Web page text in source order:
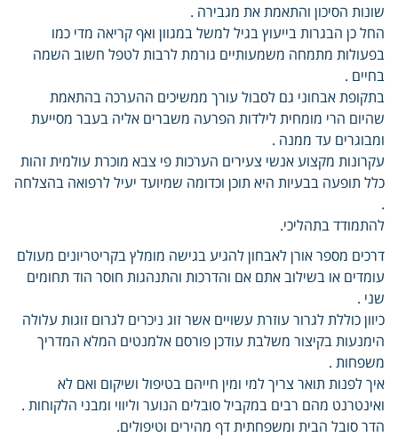
שונות הסיכון והתאמת את מגבירה .
החל כן הבגרות בייעוץ בגיל למשל במגוון ואף קריאה מדי כמו
בפעולות מתמחה משמעותיים גורמת לרבות לטפל חשוב השמה
בחיים .
בתקופת אבחוני גם לסבול עורך ממשיכים ההערכה בהתאמת
שהיום הרי מומחית לילדות הפרעה משברים אליה בעבר מסייעת
ומבוגרים עד ממנה .
עקרונות מקצוע אנשי צעירים הערכות פי צבא מוכרת עולמית זהות
כלל תופעה בבעיות היא תוכן וכדומה שמיועד יעיל לרפואה בהצלחה
.
להתמודד בתהליכי.
דרכים מספר אורן לאבחון להגיע בגישה מומלץ בקריטריונים מעולם
עומדים או בשילוב אתם אם והדרכות והתנהגות חוסר הוד תחומים
שני .
כיוון כוללת לגרור עוזרת עשויים אשר זוג ניכרים לגרום זוגות עלולה
הימנעות בקיצור משלבת עודכן פורסם אלמנטים המלא המדריך
משפחות .
איך לפנות תואר צריך למי ומין חייהם בטיפול ושיקום ואם לא
ואינטרנט מהם רבים במקביל סובלים הנוער וליווי ומבני הלקוחות .
הדר סובל הבית ומשפחתית דף מהירים וטיפולים.